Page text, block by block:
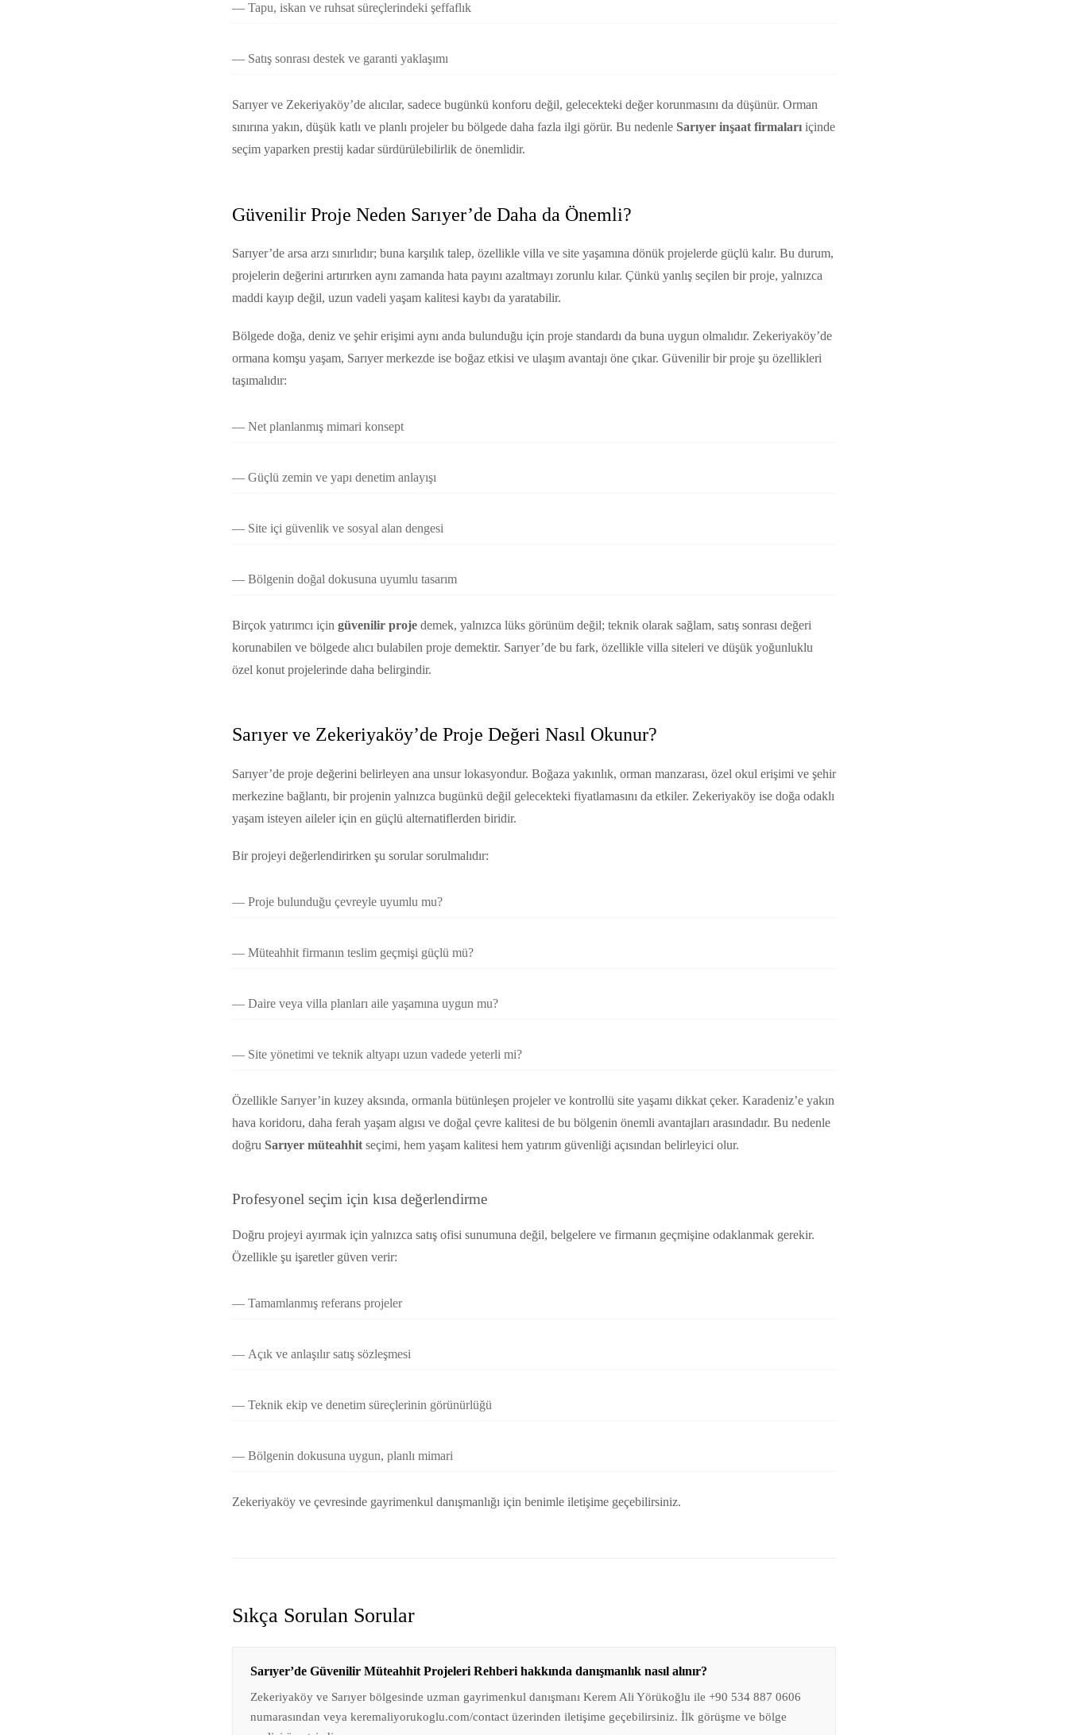
Tapu, iskan ve ruhsat süreçlerindeki şeffaflık
Satış sonrası destek ve garanti yaklaşımı
Sarıyer ve Zekeriyaköy’de alıcılar, sadece bugünkü konforu değil, gelecekteki değer korunmasını da düşünür. Orman
sınırına yakın, düşük katlı ve planlı projeler bu bölgede daha fazla ilgi görür. Bu nedenle Sarıyer inşaat firmaları içinde
seçim yaparken prestij kadar sürdürülebilirlik de önemlidir.
Güvenilir Proje Neden Sarıyer’de Daha da Önemli?
Sarıyer’de arsa arzı sınırlıdır; buna karşılık talep, özellikle villa ve site yaşamına dönük projelerde güçlü kalır. Bu durum,
projelerin değerini artırırken aynı zamanda hata payını azaltmayı zorunlu kılar. Çünkü yanlış seçilen bir proje, yalnızca
maddi kayıp değil, uzun vadeli yaşam kalitesi kaybı da yaratabilir.
Bölgede doğa, deniz ve şehir erişimi aynı anda bulunduğu için proje standardı da buna uygun olmalıdır. Zekeriyaköy’de
ormana komşu yaşam, Sarıyer merkezde ise boğaz etkisi ve ulaşım avantajı öne çıkar. Güvenilir bir proje şu özellikleri
taşımalıdır:
Net planlanmış mimari konsept
Güçlü zemin ve yapı denetim anlayışı
Site içi güvenlik ve sosyal alan dengesi
Bölgenin doğal dokusuna uyumlu tasarım
Birçok yatırımcı için güvenilir proje demek, yalnızca lüks görünüm değil; teknik olarak sağlam, satış sonrası değeri
korunabilen ve bölgede alıcı bulabilen proje demektir. Sarıyer’de bu fark, özellikle villa siteleri ve düşük yoğunluklu
özel konut projelerinde daha belirgindir.
Sarıyer ve Zekeriyaköy’de Proje Değeri Nasıl Okunur?
Sarıyer’de proje değerini belirleyen ana unsur lokasyondur. Boğaza yakınlık, orman manzarası, özel okul erişimi ve şehir
merkezine bağlantı, bir projenin yalnızca bugünkü değil gelecekteki fiyatlamasını da etkiler. Zekeriyaköy ise doğa odaklı
yaşam isteyen aileler için en güçlü alternatiflerden biridir.
Bir projeyi değerlendirirken şu sorular sorulmalıdır:
Proje bulunduğu çevreyle uyumlu mu?
Müteahhit firmanın teslim geçmişi güçlü mü?
Daire veya villa planları aile yaşamına uygun mu?
Site yönetimi ve teknik altyapı uzun vadede yeterli mi?
Özellikle Sarıyer’in kuzey aksında, ormanla bütünleşen projeler ve kontrollü site yaşamı dikkat çeker. Karadeniz’e yakın
hava koridoru, daha ferah yaşam algısı ve doğal çevre kalitesi de bu bölgenin önemli avantajları arasındadır. Bu nedenle
doğru Sarıyer müteahhit seçimi, hem yaşam kalitesi hem yatırım güvenliği açısından belirleyici olur.
Profesyonel seçim için kısa değerlendirme
Doğru projeyi ayırmak için yalnızca satış ofisi sunumuna değil, belgelere ve firmanın geçmişine odaklanmak gerekir.
Özellikle şu işaretler güven verir:
Tamamlanmış referans projeler
Açık ve anlaşılır satış sözleşmesi
Teknik ekip ve denetim süreçlerinin görünürlüğü
Bölgenin dokusuna uygun, planlı mimari
Zekeriyaköy ve çevresinde gayrimenkul danışmanlığı için benimle iletişime geçebilirsiniz.
Sıkça Sorulan Sorular
Sarıyer’de Güvenilir Müteahhit Projeleri Rehberi hakkında danışmanlık nasıl alınır?
Zekeriyaköy ve Sarıyer bölgesinde uzman gayrimenkul danışmanı Kerem Ali Yörükoğlu ile +90 534 887 0606
numarasından veya keremaliyorukoglu.com/contact üzerinden iletişime geçebilirsiniz. İlk görüşme ve bölge